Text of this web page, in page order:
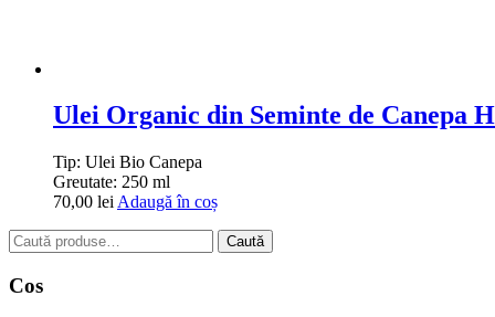
Ulei Organic din Seminte de Canepa
Tip: Ulei Bio Canepa
Greutate: 250 ml
70,00 lei Adaugă în coș
Caută
după:
Caută
Cos